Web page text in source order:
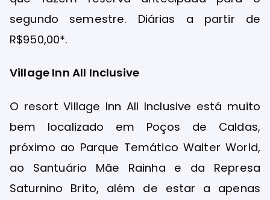
segundo semestre. Diárias a partir de
R$950,00*.
Village Inn All Inclusive
O resort Village Inn All Inclusive está muito
bem localizado em Poços de Caldas,
próximo ao Parque Temático Walter World,
ao Santuário Mãe Rainha e da Represa
Saturnino Brito, além de estar a apenas